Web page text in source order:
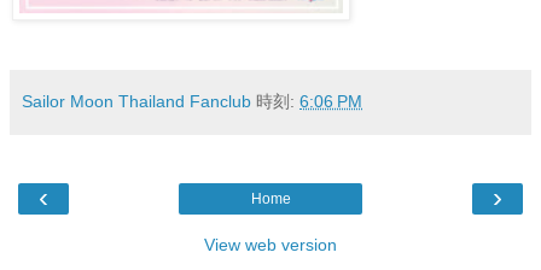
Sailor Moon Thailand Fanclub 時刻: 6:06 PM
‹ ›
Home
View web version